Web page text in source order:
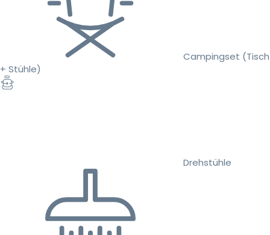
Campingset (Tisch
+ Stühle)
Drehstühle